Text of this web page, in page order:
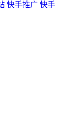
快手推广 快手